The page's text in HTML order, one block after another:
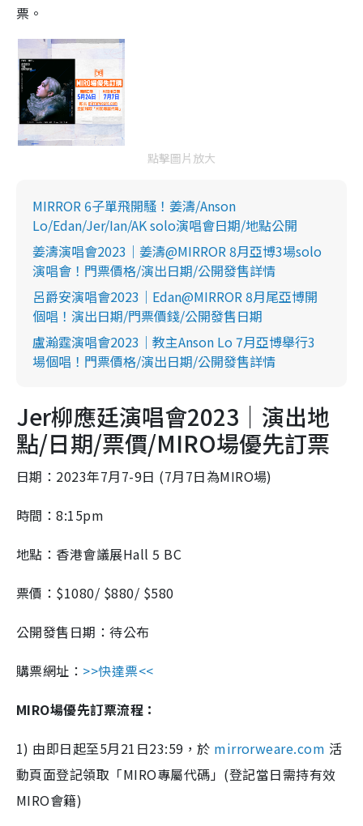
票。
點擊圖片放大
MIRROR 6子單飛開騷！姜濤/Anson
Lo/Edan/Jer/Ian/AK solo演唱會日期/地點公開
姜濤演唱會2023｜姜濤@MIRROR 8月亞博3場solo
演唱會！門票價格/演出日期/公開發售詳情
呂爵安演唱會2023｜Edan@MIRROR 8月尾亞博開
個唱！演出日期/門票價錢/公開發售日期
盧瀚霆演唱會2023｜教主Anson Lo 7月亞博舉行3
場個唱！門票價格/演出日期/公開發售詳情
Jer柳應廷演唱會2023｜演出地
點/日期/票價/MIRO場優先訂票
日期：2023年7月7-9日 (7月7日為MIRO場)
時間：8:15pm
地點：香港會議展Hall 5 BC
票價：$1080/ $880/ $580
公開發售日期：待公布
購票網址：​​ >>快達票<<
MIRO場優先訂票流程：
1) 由即日起至5月21日23:59，於 mirrorweare.com 活
動頁面登記領取「MIRO專屬代碼」(登記當日需持有效
MIRO會籍)